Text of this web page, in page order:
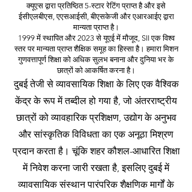
क्यूएस द्वारा प्रतिष्ठित 5-स्टार रेटिंग प्राप्त है और इसे
ईसीएलबीएस, एएसआईसी, बीएसकेजी और एआरआईए द्वारा
मान्यता प्राप्त है।
1999 में स्थापित और 2023 से यूएई में मौजूद, SII एक विश्व
स्तर पर मान्यता प्राप्त शैक्षिक समूह का हिस्सा है। हमारा मिशन
गुणवत्तापूर्ण शिक्षा को अधिक सुलभ बनाना और दुनिया भर के
छात्रों को आकर्षित करना है।
दुबई तेजी से व्यावसायिक शिक्षा के लिए एक वैश्विक
केंद्र के रूप में तब्दील हो गया है, जो अंतरराष्ट्रीय
छात्रों को व्यावहारिक प्रशिक्षण, उद्योग के अनुभव
और सांस्कृतिक विविधता का एक अनूठा मिश्रण
प्रदान करता है। चूंकि शहर कौशल-आधारित शिक्षा
में निवेश करना जारी रखता है, इसलिए दुबई में
व्यावसायिक संस्थान पारंपरिक शैक्षणिक मार्गों के